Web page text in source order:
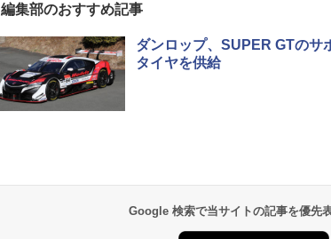
編集部のおすすめ記事
ダンロップ、SUPER GTのサ
タイヤを供給
Google 検索で当サイトの記事を優先